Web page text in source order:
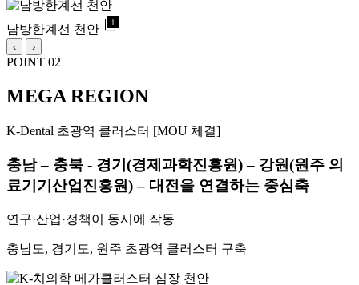
남방한계선 천안 library_add
‹ ›
POINT 02
MEGA REGION
K-Dental 초광역 클러스터 [MOU 체결]
충남 – 충북 - 경기(경제과학진흥원) – 강원(원주 의
료기기산업진흥원) – 대전을 연결하는 중심축
연구·산업·정책이 동시에 작동
충남도, 경기도, 원주 초광역 클러스터 구축